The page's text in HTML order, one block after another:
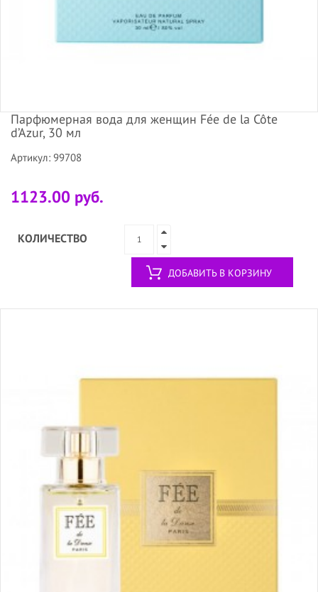
Парфюмерная вода для женщин Fée de la Côte
d’Azur, 30 мл
Артикул: 99708
1123.00 руб.
КОЛИЧЕСТВО
ДОБАВИТЬ В КОРЗИНУ